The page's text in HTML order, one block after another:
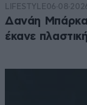
LIFESTYLE
Δανάη
έκανε